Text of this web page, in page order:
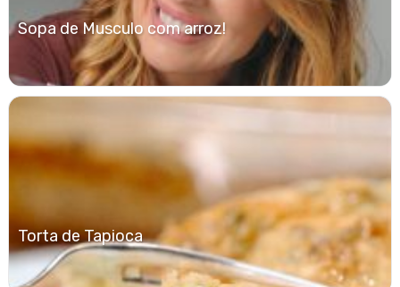
Sopa de Musculo com arroz!
Torta de Tapioca